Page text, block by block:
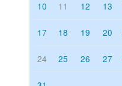
10 11 12 13
17 18 19 20
24 25 26 27